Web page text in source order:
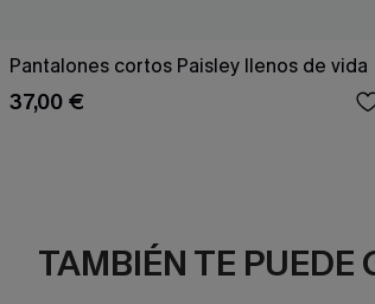
Pantalones cortos Paisley llenos de vida
37,00 €
TAMBIÉN TE PUEDE